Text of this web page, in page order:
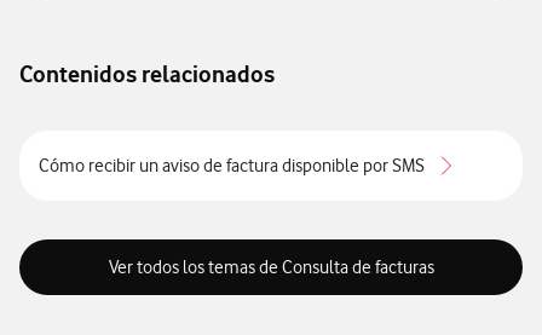
Contenidos relacionados
Cómo recibir un aviso de factura disponible por SMS
Ver todos los temas de Consulta de facturas